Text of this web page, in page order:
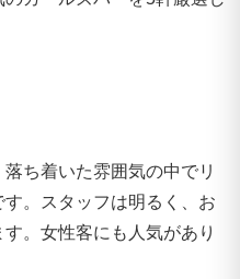
ち着いた雰囲気の中でリ
。スタッフは明るく、お
。女性客にも人気があり